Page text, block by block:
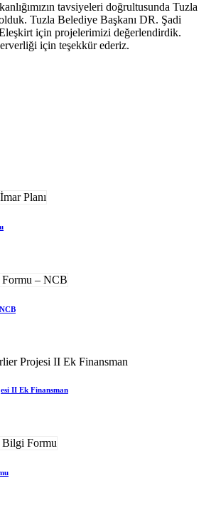
tavsiyeleri doğrultusunda Tuzla
Tuzla Belediye Başkanı DR. Şadi
için projelerimizi değerlendirdik.
için teşekkür ederiz.
II Ek Finansman